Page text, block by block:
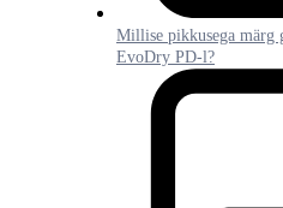
Millise pikkusega märg
EvoDry PD-l?